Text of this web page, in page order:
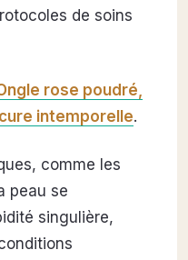
de soins
rose poudré,
intemporelle.
comme les
peau se
singulière,